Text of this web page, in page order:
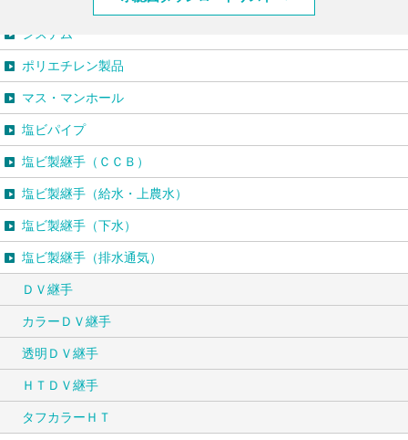
システム
ポリエチレン製品
マス・マンホール
塩ビパイプ
塩ビ製継手（ＣＣＢ）
塩ビ製継手（給水・上農水）
塩ビ製継手（下水）
塩ビ製継手（排水通気）
ＤＶ継手
カラーＤＶ継手
透明ＤＶ継手
ＨＴＤＶ継手
タフカラーＨＴ